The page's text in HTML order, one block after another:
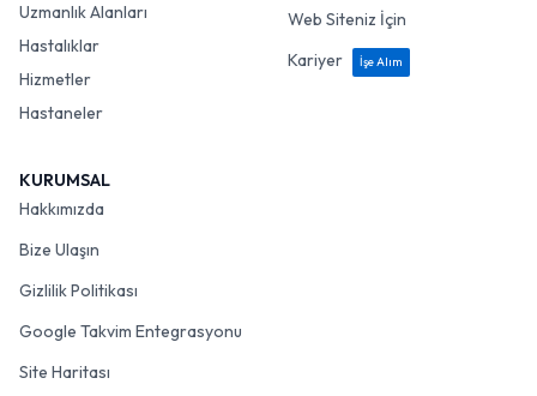
Uzmanlık Alanları
Hastalıklar
Hizmetler
Hastaneler
Web Siteniz İçin
Kariyer
İşe Alım
KURUMSAL
Hakkımızda
Bize Ulaşın
Gizlilik Politikası
Google Takvim Entegrasyonu
Site Haritası